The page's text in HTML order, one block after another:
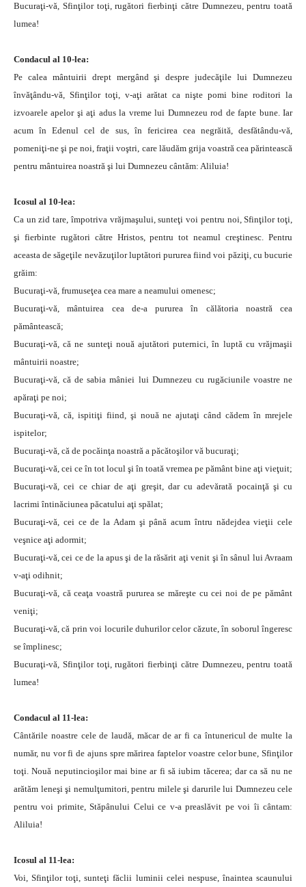
Bucuraţi-vă, Sfinţilor toţi, rugători fierbinţi către Dumnezeu, pentru toată
lumea!
Condacul al 10-lea:
Pe calea mântuirii drept mergând şi despre judecăţile lui Dumnezeu
învăţându-vă, Sfinţilor toţi, v-aţi arătat ca nişte pomi bine roditori la
izvoarele apelor şi aţi adus la vreme lui Dumnezeu rod de fapte bune. Iar
acum în Edenul cel de sus, în fericirea cea negrăită, desfătându-vă,
pomeniţi-ne şi pe noi, fraţii voştri, care lăudăm grija voastră cea părintească
pentru mântuirea noastră şi lui Dumnezeu cântăm: Aliluia!
Icosul al 10-lea:
Ca un zid tare, împotriva vrăjmaşului, sunteţi voi pentru noi, Sfinţilor toţi,
şi fierbinte rugători către Hristos, pentru tot neamul creştinesc. Pentru
aceasta de săgeţile nevăzuţilor luptători pururea fiind voi păziţi, cu bucurie
grăim:
Bucuraţi-vă, frumuseţea cea mare a neamului omenesc;
Bucuraţi-vă, mântuirea cea de-a pururea în călătoria noastră cea
pământească;
Bucuraţi-vă, că ne sunteţi nouă ajutători puternici, în luptă cu vrăjmaşii
mântuirii noastre;
Bucuraţi-vă, că de sabia mâniei lui Dumnezeu cu rugăciunile voastre ne
apăraţi pe noi;
Bucuraţi-vă, că, ispitiţi fiind, şi nouă ne ajutaţi când cădem în mrejele
ispitelor;
Bucuraţi-vă, că de pocăinţa noastră a păcătoşilor vă bucuraţi;
Bucuraţi-vă, cei ce în tot locul şi în toată vremea pe pământ bine aţi vieţuit;
Bucuraţi-vă, cei ce chiar de aţi greşit, dar cu adevărată pocainţă şi cu
lacrimi întinăciunea păcatului aţi spălat;
Bucuraţi-vă, cei ce de la Adam şi până acum întru nădejdea vieţii cele
veşnice aţi adormit;
Bucuraţi-vă, cei ce de la apus şi de la răsărit aţi venit şi în sânul lui Avraam
v-aţi odihnit;
Bucuraţi-vă, că ceaţa voastră pururea se măreşte cu cei noi de pe pământ
veniţi;
Bucuraţi-vă, că prin voi locurile duhurilor celor căzute, în soborul îngeresc
se împlinesc;
Bucuraţi-vă, Sfinţilor toţi, rugători fierbinţi către Dumnezeu, pentru toată
lumea!
Condacul al 11-lea:
Cântările noastre cele de laudă, măcar de ar fi ca întunericul de multe la
număr, nu vor fi de ajuns spre mărirea faptelor voastre celor bune, Sfinţilor
toţi. Nouă neputincioşilor mai bine ar fi să iubim tăcerea; dar ca să nu ne
arătăm leneşi şi nemulţumitori, pentru milele şi darurile lui Dumnezeu cele
pentru voi primite, Stăpânului Celui ce v-a preaslăvit pe voi îi cântam:
Aliluia!
Icosul al 11-lea:
Voi, Sfinţilor toţi, sunteţi făclii luminii celei nespuse, înaintea scaunului